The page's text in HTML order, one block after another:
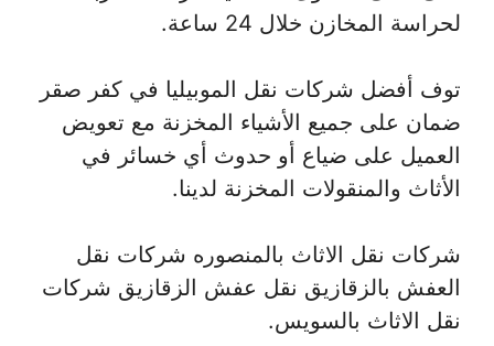
لحراسة المخازن خلال 24 ساعة.
توف أفضل شركات نقل الموبيليا في كفر صقر
ضمان على جميع الأشياء المخزنة مع تعويض
العميل على ضياع أو حدوث أي خسائر في
الأثاث والمنقولات المخزنة لدينا.
شركات نقل الاثاث بالمنصوره شركات نقل
العفش بالزقازيق نقل عفش الزقازيق شركات
نقل الاثاث بالسويس.